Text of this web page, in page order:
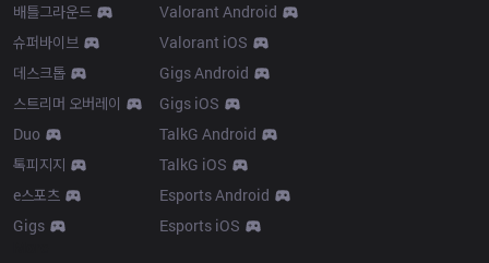
배틀그라운드
슈퍼바이브
데스크톱
스트리머 오버레이
Duo
톡피지지
e스포츠
Gigs
Valorant Android
Valorant iOS
Gigs Android
Gigs iOS
TalkG Android
TalkG iOS
Esports Android
Esports iOS